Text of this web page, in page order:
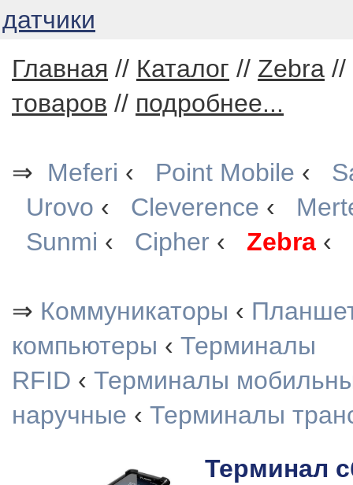
датчики
Главная // Каталог // Zebra //
товаров // подробнее...
⇒ Meferi ‹ Point Mobile ‹
Urovo ‹ Cleverence ‹
Sunmi ‹ Cipher ‹ Zebra ‹
⇒ Коммуникаторы ‹
компьютеры ‹ Терминалы
RFID ‹ Терминалы
наручные ‹ Терминалы
Терминал